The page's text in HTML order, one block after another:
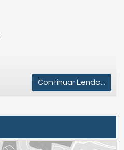
Continuar Lendo...